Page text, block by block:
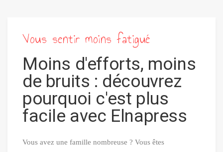
Vous sentir moins fatigué
Moins d'efforts, moins
de bruits : découvrez
pourquoi c'est plus
facile avec Elnapress
Vous avez une famille nombreuse ? Vous êtes